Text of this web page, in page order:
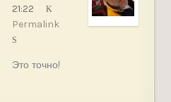
21:22
Permalink
Это точно!